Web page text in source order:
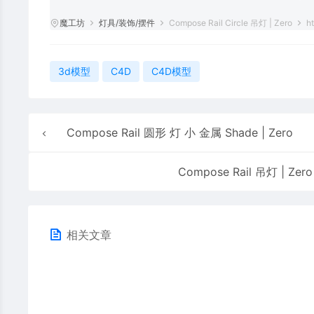
魔工坊 灯具/装饰/摆件 Compose Rail Circle 吊灯 | Zero
3d模型 C4D C4D模型
Compose Rail 圆形 灯 小 金属 Shade | Zero
Compose Rail 吊灯 | Zero
相关文章